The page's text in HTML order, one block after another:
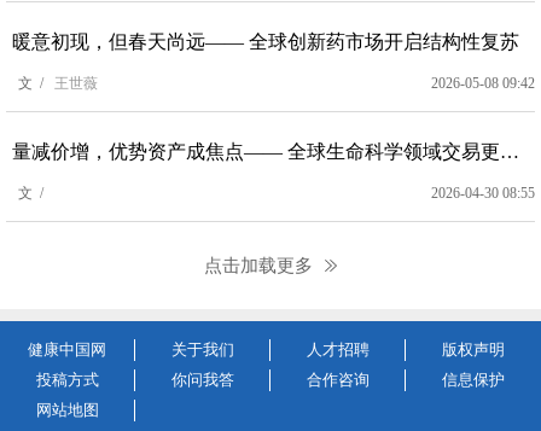
暖意初现，但春天尚远—— 全球创新药市场开启结构性复苏
文 / 王世薇 2026-05-08 09:42
量减价增，优势资产成焦点—— 全球生命科学领域交易更趋谨慎
文 / 2026-04-30 08:55
点击加载更多
健康中国网 关于我们 人才招聘
版权声明
投稿方式
你问我答 合作咨询
信息保护
网站地图